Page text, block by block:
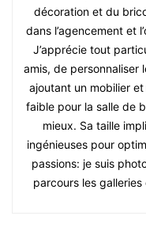
décoration et du
dans l’agencement et
J’apprécie tout
amis, de personnaliser
ajoutant un mobilier
faible pour la salle de
mieux. Sa taille
ingénieuses pour
passions: je suis
parcours les galleries